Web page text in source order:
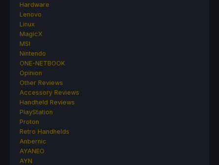
Hardware
Lenovo
Linux
MagicX
MSI
Nintendo
ONE-NETBOOK
Opinion
Other Reviews
Accessory Reviews
Handheld Reviews
PlayStation
Proton
Retro Handhelds
Anbernic
AYANEO
AYN